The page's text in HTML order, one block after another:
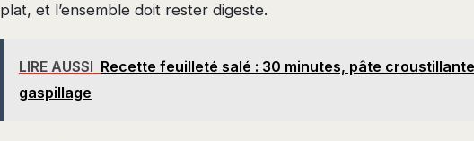
plat, et l’ensemble doit rester digeste.
LIRE AUSSI Recette feuilleté salé : 30 minutes, pâte
gaspillage